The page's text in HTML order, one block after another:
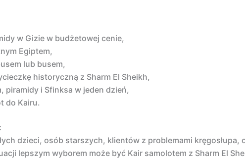
w Gizie w budżetowej cenie,
Egiptem,
lub busem,
historyczną z Sharm El Sheikh,
piramidy i Sfinksa w jeden dzień,
do Kairu.
dzieci, osób starszych, klientów z problemami
lepszym wyborem może być Kair samolotem z Sharm El